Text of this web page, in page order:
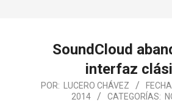
SoundCloud
interfaz
POR: LUCERO CHÁVEZ
2014
CATEGORÍAS: